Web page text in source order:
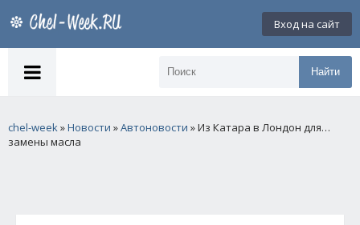
Вход на сайт
Найти
chel-week»Новости »Автоновости » Из Катара в Лондон для…
замены масла